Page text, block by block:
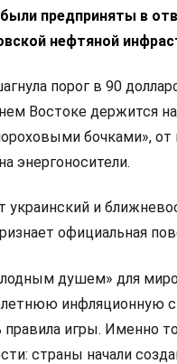
предприняты в
нефтяной
порог в 90
Востоке держится
бочками»,
энергоносители.
и
официальная
душем» для
инфляционную
игры. Именно
страны начали